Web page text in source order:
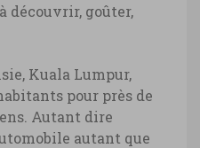
découvrir, goûter,
Kuala Lumpur,
pour près de
Autant dire
autant que